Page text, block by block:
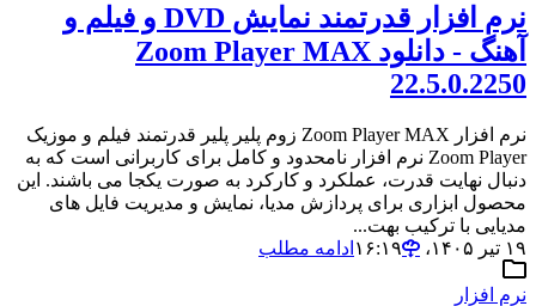
نرم افزار قدرتمند نمایش DVD و فیلم و
آهنگ - دانلود Zoom Player MAX
22.5.0.2250
نرم افزار Zoom Player MAX زوم پلیر پلیر قدرتمند فیلم و موزیک
Zoom Player نرم افزار نامحدود و کامل برای کاربرانی است که به
دنبال نهایت قدرت، عملکرد و کارکرد به صورت یکجا می باشند. این
محصول ابزاری برای پردازش مدیا، نمایش و مدیریت فایل های
مدیایی با ترکیب بهت...
۱۹ تیر ۱۴۰۵،‏ ۱۶:۱۹
ادامه مطلب
نرم افزار